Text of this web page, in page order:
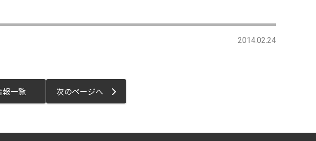
2014.02.24
報一覧 次のページへ